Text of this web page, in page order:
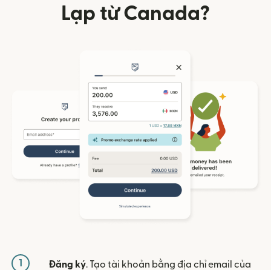
Lạp từ Canada?
1 Đăng ký. Tạo tài khoản bằng địa chỉ email của